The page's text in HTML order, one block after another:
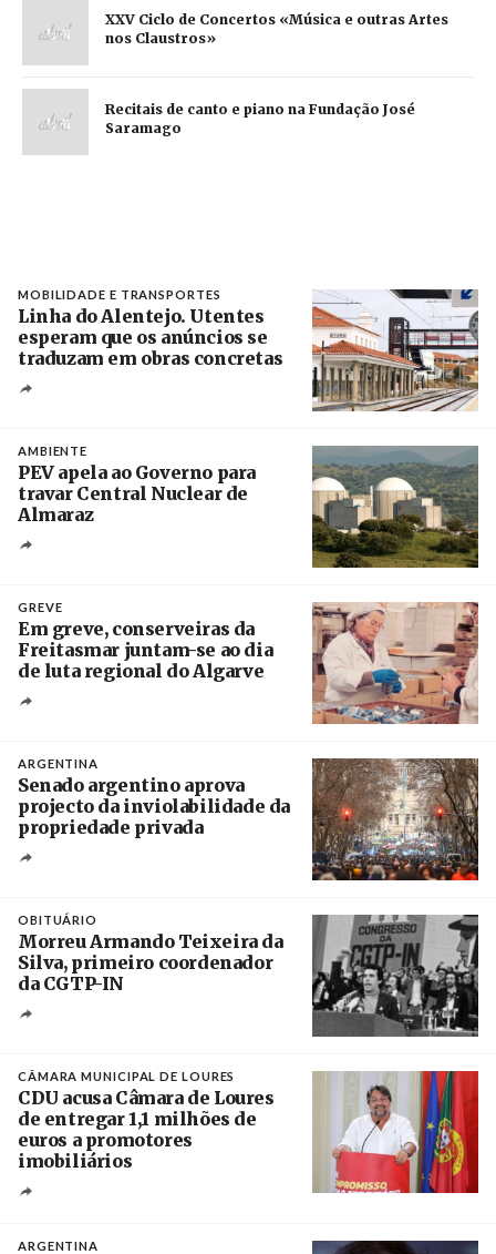
XXV Ciclo de Concertos «Música e outras Artes
nos Claustros»
Recitais de canto e piano na Fundação José
Saramago
MOBILIDADE E TRANSPORTES
Linha do Alentejo. Utentes
esperam que os anúncios se
traduzam em obras concretas
AMBIENTE
PEV apela ao Governo para
travar Central Nuclear de
Almaraz
GREVE
Em greve, conserveiras da
Freitasmar juntam-se ao dia
de luta regional do Algarve
ARGENTINA
Senado argentino aprova
projecto da inviolabilidade da
propriedade privada
OBITUÁRIO
Morreu Armando Teixeira da
Silva, primeiro coordenador
da CGTP-IN
CÂMARA MUNICIPAL DE LOURES
CDU acusa Câmara de Loures
de entregar 1,1 milhões de
euros a promotores
imobiliários
ARGENTINA